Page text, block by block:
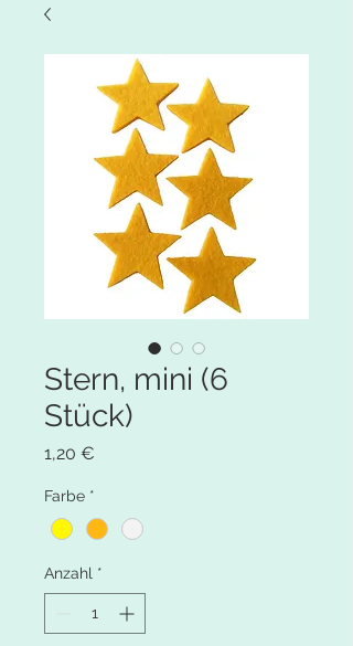
Stern, mini (6
Stück)
1,20 €
Farbe *
Anzahl *